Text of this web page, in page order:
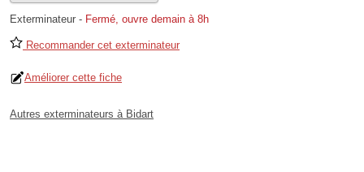
Exterminateur - Fermé, ouvre demain à 8h
Recommander cet exterminateur
Améliorer cette fiche
Autres exterminateurs à Bidart